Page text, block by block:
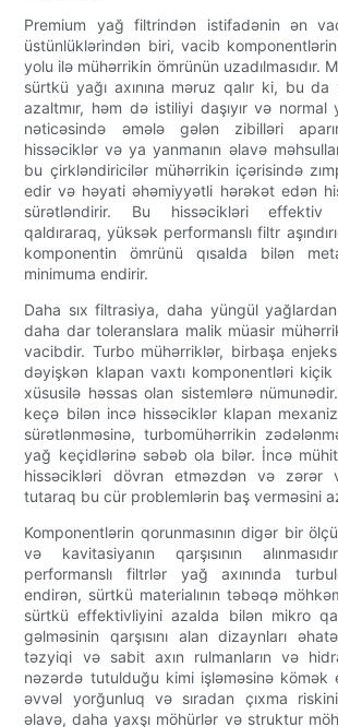
Premium yağ filtrindən istifadənin ən
üstünlüklərindən biri, vacib
yolu ilə mühərrikin ömrünün uzadılmasıdır.
sürtkü yağı axınına məruz qalır ki, bu da
azaltmır, həm də istiliyi daşıyır və normal
nəticəsində əmələ gələn zibilləri aparır.
hissəciklər və ya yanmanın əlavə
bu çirkləndiricilər mühərrikin içərisində
edir və həyati əhəmiyyətli hərəkət edən
sürətləndirir. Bu hissəcikləri effektiv
qaldıraraq, yüksək performanslı filtr
komponentin ömrünü qısalda bilən
minimuma endirir.
Daha sıx filtrasiya, daha yüngül
daha dar toleranslara malik müasir
vacibdir. Turbo mühərriklər, birbaşa
dəyişkən klapan vaxtı komponentləri kiçik
xüsusilə həssas olan sistemlərə
keçə bilən incə hissəciklər klapan
sürətlənməsinə, turbomühərrikin
yağ keçidlərinə səbəb ola bilər. İncə
hissəcikləri dövran etməzdən və zərər
tutaraq bu cür problemlərin baş verməsini
Komponentlərin qorunmasının digər bir
və kavitasiyanın qarşısının
performanslı filtrlər yağ axınında
endirən, sürtkü materialının təbəqə
sürtkü effektivliyini azalda bilən mikro
gəlməsinin qarşısını alan dizaynları
təzyiqi və sabit axın rulmanların və
nəzərdə tutulduğu kimi işləməsinə kömək
əvvəl yorğunluq və sıradan çıxma
əlavə, daha yaxşı möhürlər və struktur